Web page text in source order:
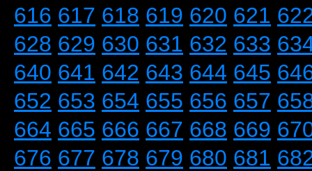
616 617 618 619 620 621
628 629 630 631 632 633
640 641 642 643 644 645
652 653 654 655 656 657
664 665 666 667 668 669
676 677 678 679 680 681